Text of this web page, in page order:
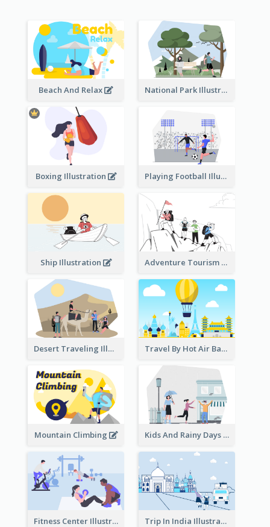
Beach And Relax National Park Illustration
Boxing Illustration Playing Football Illustration
Ship Illustration Adventure Tourism Illustration
Desert Traveling Illustration Travel By Hot Air Balloon
Mountain Climbing Kids And Rainy Days Illustration
Fitness Center Illustration Trip In India Illustration